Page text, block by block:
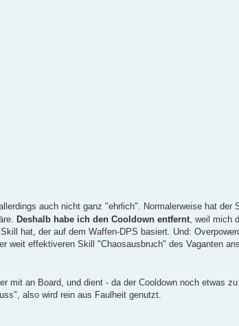
auch nicht ganz "ehrlich". Normalerweise hat der
Deshalb habe ich den Cooldown entfernt, weil mich
hat, der auf dem Waffen-DPS basiert. Und:
weit effektiveren Skill "Chaosausbruch" des Vaganten
mit an Board, und dient - da der Cooldown noch etwas
also wird rein aus Faulheit genutzt.